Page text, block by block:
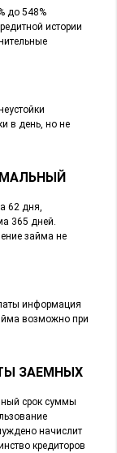
до 548%
истории
в день, но не
62 дня,
365 дней.
займа не
информация
возможно при
ЗАЕМНЫХ
срок суммы
начислит
кредиторов